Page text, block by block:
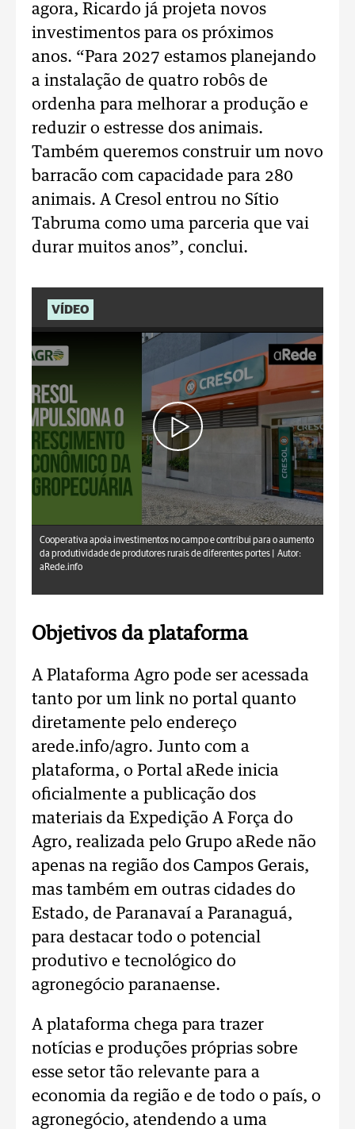
agora, Ricardo já projeta novos
investimentos para os próximos
anos. “Para 2027 estamos planejando
a instalação de quatro robôs de
ordenha para melhorar a produção e
reduzir o estresse dos animais.
Também queremos construir um novo
barracão com capacidade para 280
animais. A Cresol entrou no Sítio
Tabruma como uma parceria que vai
durar muitos anos”, conclui.
VÍDEO
Cooperativa apoia investimentos no campo e contribui para o aumento
da produtividade de produtores rurais de diferentes portes |
Autor:
aRede.info
Objetivos da plataforma
A Plataforma Agro pode ser acessada
tanto por um link no portal quanto
diretamente pelo endereço
arede.info/agro. Junto com a
plataforma, o Portal aRede inicia
oficialmente a publicação dos
materiais da Expedição A Força do
Agro, realizada pelo Grupo aRede não
apenas na região dos Campos Gerais,
mas também em outras cidades do
Estado, de Paranavaí a Paranaguá,
para destacar todo o potencial
produtivo e tecnológico do
agronegócio paranaense.
A plataforma chega para trazer
notícias e produções próprias sobre
esse setor tão relevante para a
economia da região e de todo o país, o
agronegócio, atendendo a uma